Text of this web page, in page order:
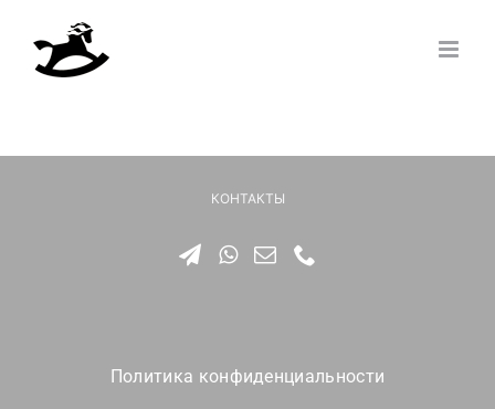
КОНТАКТЫ
Политика конфиденциальности